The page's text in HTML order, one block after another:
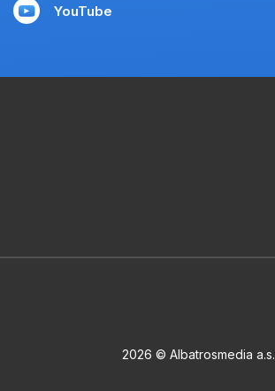
YouTube
2026 © Albatrosmedia a.s.